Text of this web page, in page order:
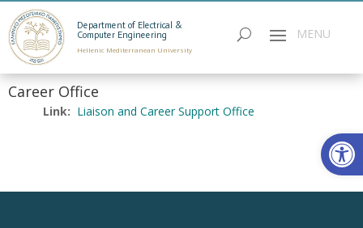
Department of Electrical &
Computer Engineering
Hellenic Mediterranean University
Career Office
Link: Liaison and Career Support Office